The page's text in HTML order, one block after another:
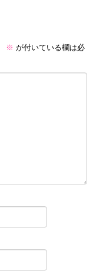
※ が付いている欄は必